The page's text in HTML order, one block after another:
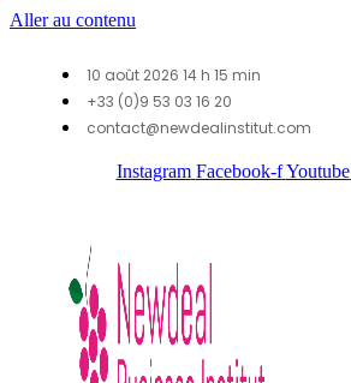
Aller au contenu
10 août 2026 14 h 15 min
+33 (0)9 53 03 16 20
contact@newdealinstitut.com
Instagram Facebook-f Youtube